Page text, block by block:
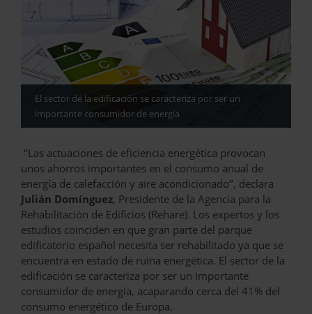
El sector de la edificación se caracteriza por ser un
importante consumidor de energía
‘’Las actuaciones de eficiencia energética provocan
unos ahorros importantes en el consumo anual de
energía de calefacción y aire acondicionado’’, declara
Julián Domínguez, Presidente de la Agencia para la
Rehabilitación de Edificios (Rehare). Los expertos y los
estudios coinciden en que gran parte del parque
edificatorio español necesita ser rehabilitado ya que se
encuentra en estado de ruina energética. El sector de la
edificación se caracteriza por ser un importante
consumidor de energía, acaparando cerca del 41% del
consumo energético de Europa.